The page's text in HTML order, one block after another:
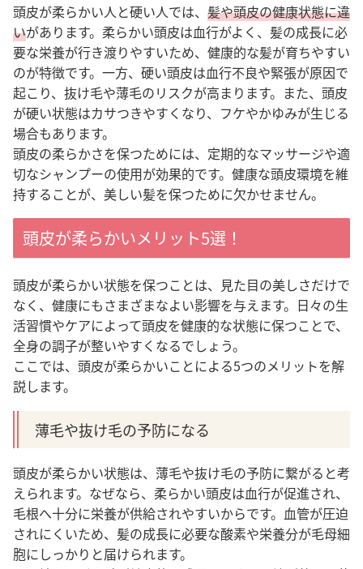
頭皮が柔らかい人と硬い人では、 髪や頭皮の健康状態に違
いがあります。柔らかい頭皮は血行がよく、髪の成長に必
要な栄養が行き渡りやすいため、健康的な髪が育ちやすい
のが特徴です。一方、硬い頭皮は血行不良や緊張が原因で
起こり、抜け毛や薄毛のリスクが高まります。また、頭皮
が硬い状態はカサつきやすくなり、フケやかゆみが生じる
場合もあります。
頭皮の柔らかさを保つためには、定期的なマッサージや適
切なシャンプーの使用が効果的です。健康な頭皮環境を維
持することが、美しい髪を保つために欠かせません。
頭皮が柔らかいメリット5選！
頭皮が柔らかい状態を保つことは、見た目の美しさだけで
なく、健康にもさまざまなよい影響を与えます。日々の生
活習慣やケアによって頭皮を健康的な状態に保つことで、
全身の調子が整いやすくなるでしょう。
ここでは、頭皮が柔らかいことによる5つのメリットを解
説します。
薄毛や抜け毛の予防になる
頭皮が柔らかい状態は、薄毛や抜け毛の予防に繋がると考
えられます。なぜなら、柔らかい頭皮は血行が促進され、
毛根へ十分に栄養が供給されやすいからです。血管が圧迫
されにくいため、髪の成長に必要な酸素や栄養分が毛母細
胞にしっかりと届けられます。